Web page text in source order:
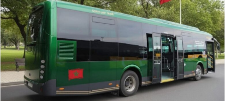
ب
ر
ي
د
ا
ل
ك